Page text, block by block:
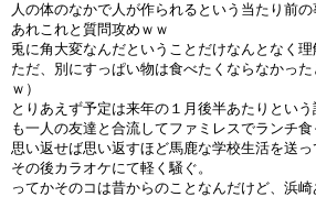
人の体のなかで人が作られるという当たり前
あれこれと質問攻めｗｗ
兎に角大変なんだということだけなんとなく理
ただ、別にすっぱい物は食べたくならなかっ
ｗ）
とりあえず予定は来年の１月後半あたりという
も一人の友達と合流してファミレスでランチ
思い返せば思い返すほど馬鹿な学校生活を送っ
その後カラオケにて軽く騒ぐ。
ってかそのコは昔からのことなんだけど、浜